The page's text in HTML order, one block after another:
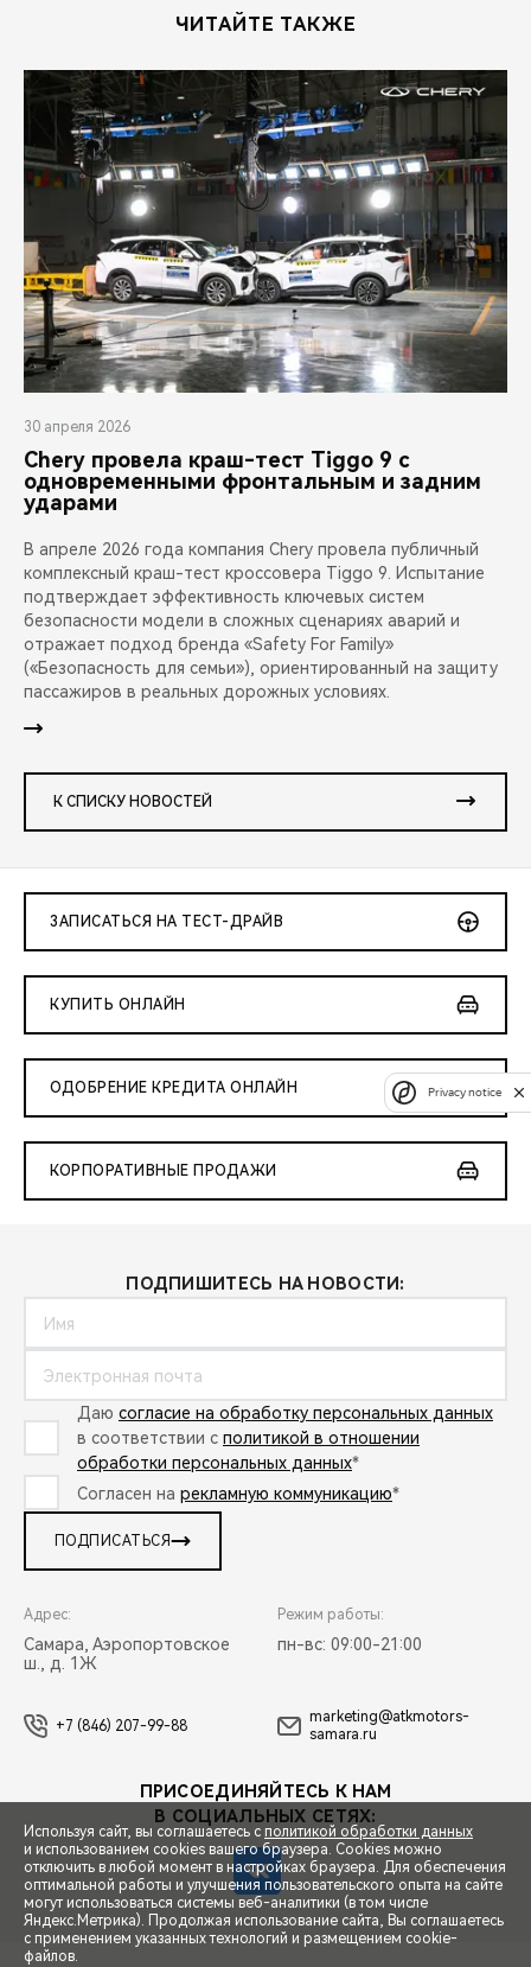
СПЕЦПРЕДЛОЖЕНИЯ
ЧИТАЙТЕ ТАКЖЕ
30 апреля 2026
Chery провела краш-тест Tiggo 9 с
одновременными фронтальным и задним
ударами
В апреле 2026 года компания Chery провела публичный
комплексный краш-тест кроссовера Tiggo 9. Испытание
подтверждает эффективность ключевых систем
безопасности модели в сложных сценариях аварий и
отражает подход бренда «Safety For Family»
(«Безопасность для семьи»), ориентированный на защиту
пассажиров в реальных дорожных условиях.
К СПИСКУ НОВОСТЕЙ
ЗАПИСАТЬСЯ НА ТЕСТ-ДРАЙВ
КУПИТЬ ОНЛАЙН
ОДОБРЕНИЕ КРЕДИТА ОНЛАЙН
КОРПОРАТИВНЫЕ ПРОДАЖИ
ПОДПИШИТЕСЬ НА НОВОСТИ:
Даю согласие на обработку персональных данных
в соответствии с политикой в отношении
обработки персональных данных*
Согласен на рекламную коммуникацию*
ПОДПИСАТЬСЯ
Адрес:
Самара, Аэропортовское
ш., д. 1Ж
Режим работы:
пн-вс: 09:00-21:00
+7 (846) 207-99-88
marketing@atkmotors-
samara.ru
ПРИСОЕДИНЯЙТЕСЬ К НАМ
В СОЦИАЛЬНЫХ СЕТЯХ:
Используя сайт, вы соглашаетесь с политикой обработки данных
и использованием cookies вашего браузера. Cookies можно
отключить в любой момент в настройках браузера. Для обеспечения
оптимальной работы и улучшения пользовательского опыта на сайте
могут использоваться системы веб-аналитики (в том числе
Яндекс.Метрика). Продолжая использование сайта, Вы соглашаетесь
с применением указанных технологий и размещением cookie-
файлов.
Privacy notice